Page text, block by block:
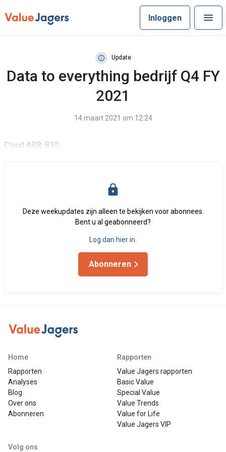
Inloggen
Update
Data to everything bedrijf Q4 FY
2021
14 maart 2021 om 12:24
Cloud ARR: 810
Deze weekupdates zijn alleen te bekijken voor abonnees.
Bent u al geabonneerd?
Log dan hier in.
Abonneren
Home
Rapporten
Analyses
Blog
Over ons
Abonneren
Rapporten
Value Jagers rapporten
Basic Value
Special Value
Value Trends
Value for Life
Value Jagers VIP
Volg ons